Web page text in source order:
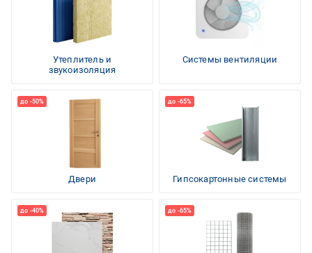
Утеплитель и
звукоизоляция
Системы вентиляции
Двери Гипсокартонные системы